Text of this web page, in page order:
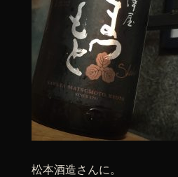
松本酒造さんに。